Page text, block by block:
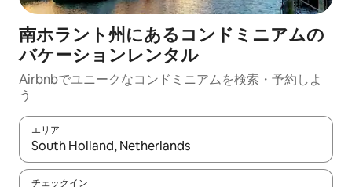
南ホラント州にあるコンドミニアムの
バケーションレンタル
Airbnbでユニークなコンドミニアムを検索・予約しよ
う
エリア
検索結果が表示されたら、上下の矢印キーを使って移動するか
チェックイン